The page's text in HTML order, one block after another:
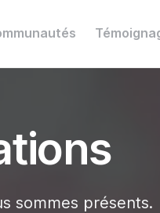
sommes présents.